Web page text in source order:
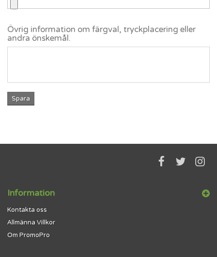
Övrig information om färgval, tryckplacering eller
andra önskemål.
Spara
Information
Kontakta oss
Allmänna Villkor
Om PromoPro